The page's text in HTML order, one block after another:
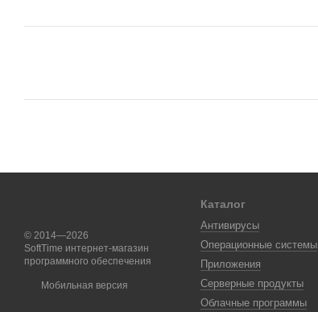
© 2014—2026
SoftTime интернет-магазин
программного обеспечения
Мобильная версия
Каталог
Антивирусы
Операционные системы
Приложения
Серверные продукты
Облачные программы